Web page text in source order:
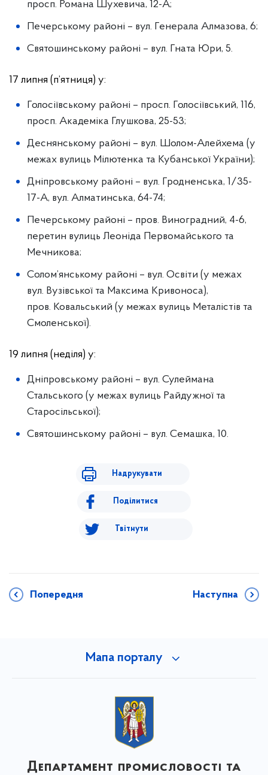
просп. Романа Шухевича, 12-А;
Печерському районі – вул. Генерала Алмазова, 6;
Святошинському районі – вул. Гната Юри, 5.
17 липня (п’ятниця) у:
Голосіївському районі – просп. Голосіївський, 116,
просп. Академіка Глушкова, 25-53;
Деснянському районі – вул. Шолом-Алейхема (у
межах вулиць Мілютенка та Кубанської України);
Дніпровському районі – вул. Гродненська, 1/35-
17-А, вул. Алматинська, 64-74;
Печерському районі – пров. Виноградний, 4-6,
перетин вулиць Леоніда Первомайського та
Мечникова;
Солом’янському районі – вул. Освіти (у межах
вул. Вузівської та Максима Кривоноса),
пров. Ковальський (у межах вулиць Металістів та
Смоленської).
19 липня (неділя) у:
Дніпровському районі – вул. Сулеймана
Стальського (у межах вулиць Райдужної та
Старосільської);
Святошинському районі – вул. Семашка, 10.
Надрукувати
Поділитися
Твітнути
Попередня Наступна
Мапа порталу
Департамент промисловості та